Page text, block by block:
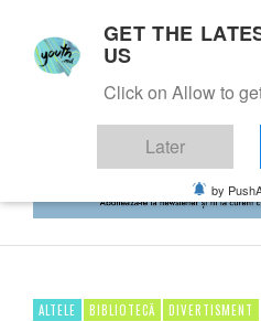
ALTELE BIBLIOTECĂ DIVERTISMENT
GET THE
US
Click on Allow to
Later
by